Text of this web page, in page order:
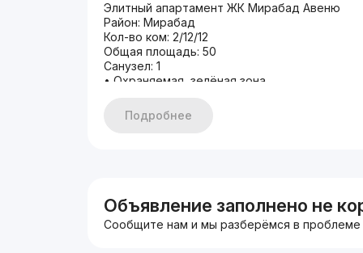
Элитный апартамент ЖК Мирабад Авеню
Район: Мирабад
Кол-во ком: 2/12/12
Общая площадь: 50
Санузел: 1
• Охраняемая, зелёная зона
• Детская площадка
• Авторский проект, новая квартира.
• Подробности по номеру: +998 93 000 66 06
Подробнее
Объявление заполнено не
Сообщите нам и мы разберёмся в проблеме